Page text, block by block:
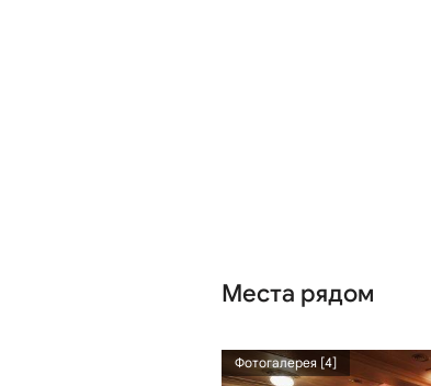
Места рядом
Фотогалерея [4]